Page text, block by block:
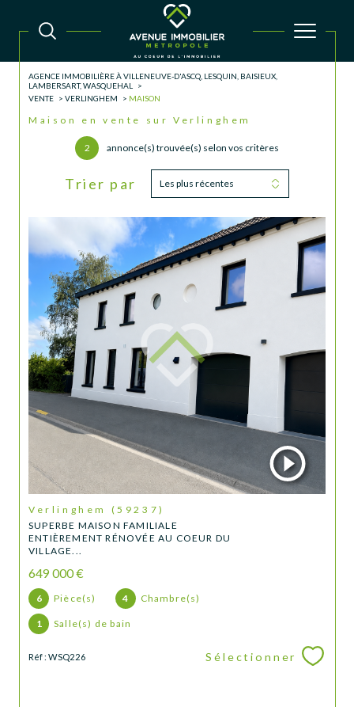
AGENCE IMMOBILIÈRE À VILLENEUVE-D'ASCQ, LESQUIN, BAISIEUX,
LAMBERSART, WASQUEHAL
VENTE
VERLINGHEM MAISON
Maison en vente sur Verlinghem
2 annonce(s) trouvée(s) selon vos critères
Trier par Les plus récentes
Verlinghem (59237)
SUPERBE MAISON FAMILIALE
ENTIÈREMENT RÉNOVÉE AU COEUR DU
VILLAGE...
649 000 €
6 Pièce(s) 4 Chambre(s)
1 Salle(s) de bain
Réf : WSQ226 Sélectionner